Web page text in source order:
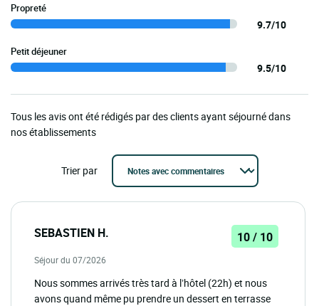
Propreté
9.7/10
Petit déjeuner
9.5/10
Tous les avis ont été rédigés par des clients ayant séjourné dans
nos établissements
Trier par
SEBASTIEN H. 10 / 10
Séjour du 07/2026
Nous sommes arrivés très tard à l’hôtel (22h) et nous
avons quand même pu prendre un dessert en terrasse